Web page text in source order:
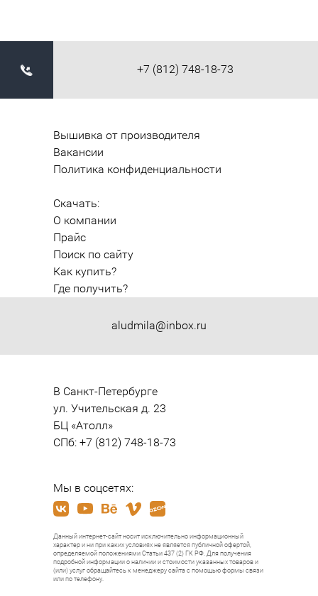
+7 (812) 748-18-73
aludmila@inbox.ru
Вышивка от производителя
Вакансии
Политика конфиденциальности
Скачать:
О компании
Прайс
Поиск по сайту
Как купить?
Где получить?
В Санкт-Петербурге
ул. Учительская д. 23
БЦ «Атолл»
СПб: +7 (812) 748-18-73
Мы в соцсетях:
Данный интернет-сайт носит исключительно информационный
характер и ни при каких условиях не является публичной офертой,
определяемой положениями Статьи 437 (2) ГК РФ. Для получения
подробной информации о наличии и стоимости указанных товаров и
(или) услуг обращайтесь к менеджеру сайта с помощью формы связи
или по телефону.